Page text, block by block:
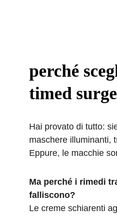
perché
timed
Hai provato di tutto:
maschere illuminanti,
Eppure, le macchie
Ma perché i rimedi
falliscono?
Le creme schiarenti